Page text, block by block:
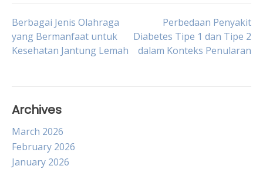
Post
navigation
Berbagai Jenis Olahraga
yang Bermanfaat untuk
Kesehatan Jantung Lemah
Perbedaan Penyakit
Diabetes Tipe 1 dan Tipe 2
dalam Konteks Penularan
Archives
March 2026
February 2026
January 2026